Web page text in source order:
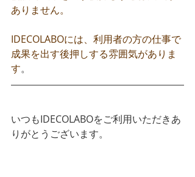
ありません。
IDECOLABOには、利用者の方の仕事で
成果を出す後押しする雰囲気がありま
す。
いつもIDECOLABOをご利用いただきあ
りがとうございます。